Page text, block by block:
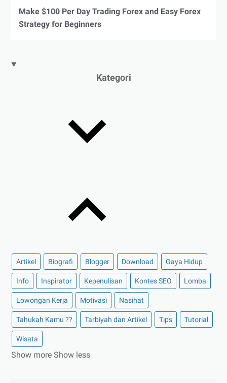
Make $100 Per Day Trading Forex and Easy Forex
Strategy for Beginners
Kategori
Artikel Biografi Blogger Download Gaya Hidup
Info Inspirator Kepenulisan Kontes SEO Lomba
Lowongan Kerja Motivasi Nasihat
Tahukah Kamu ?? Tarbiyah dan Artikel Tips Tutorial
Wisata
Show more Show less